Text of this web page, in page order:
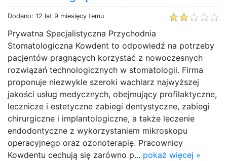
Dodano: 12 lat 9 miesięcy temu
Prywatna Specjalistyczna Przychodnia
Stomatologiczna Kowdent to odpowiedź na potrzeby
pacjentów pragnących korzystać z nowoczesnych
rozwiązań technologicznych w stomatologii. Firma
proponuje niezwykle szeroki wachlarz najwyższej
jakości usług medycznych, obejmujący profilaktyczne,
lecznicze i estetyczne zabiegi dentystyczne, zabiegi
chirurgiczne i implantologiczne, a także leczenie
endodontyczne z wykorzystaniem mikroskopu
operacyjnego oraz ozonoterapię. Pracownicy
Kowdentu cechują się zarówno p... pokaż więcej »